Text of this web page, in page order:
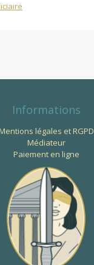
Informations
légales et RGPD
Médiateur
Paiement en ligne